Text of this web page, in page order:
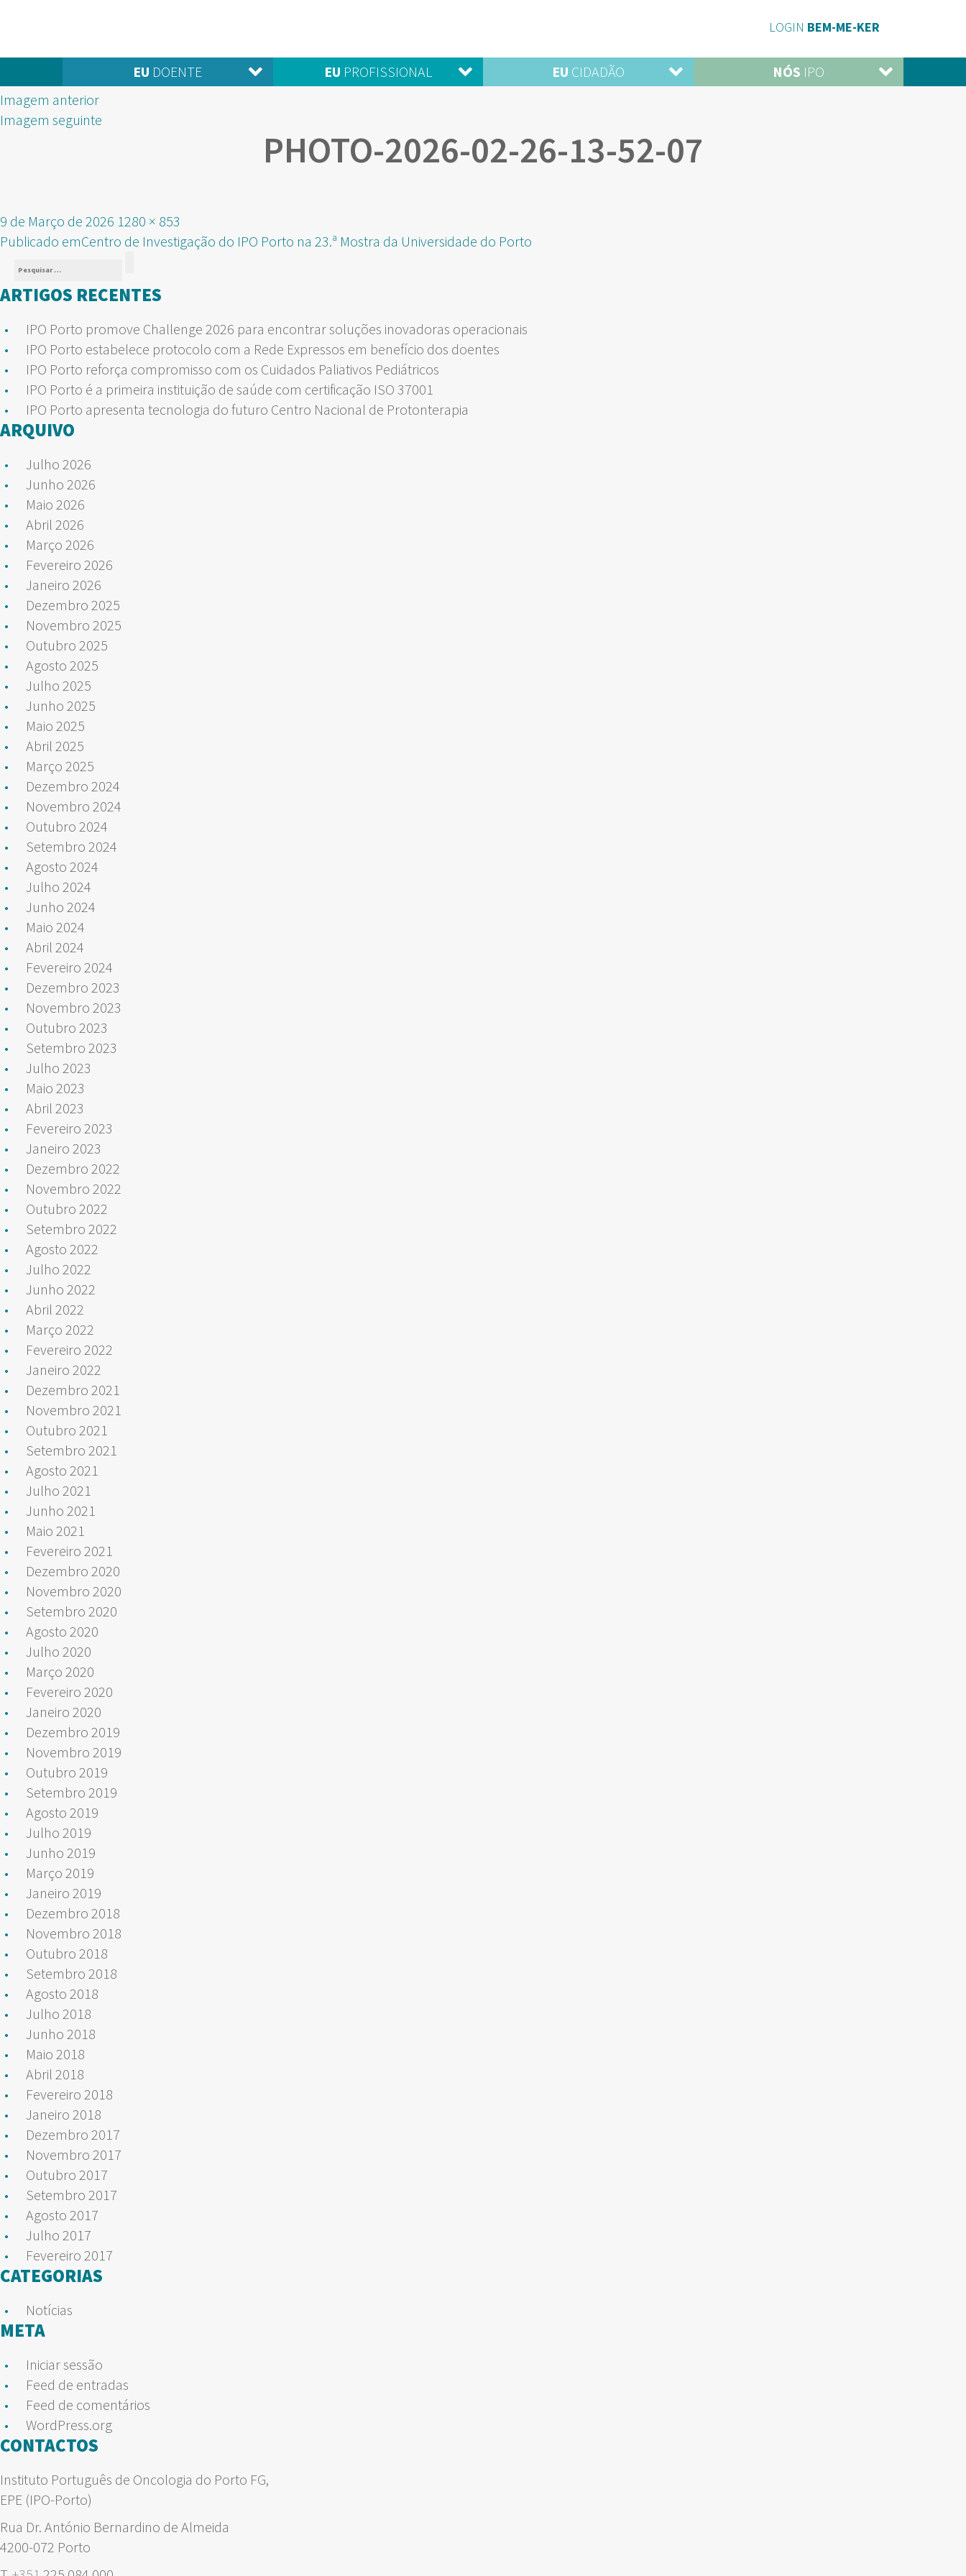
LOGIN BEM-ME-KER
EU DOENTE EU PROFISSIONAL EU CIDADÃO NÓS IPO
Imagem anterior
Imagem seguinte
PHOTO-2026-02-26-13-52-07
Publicado
em
9 de Março de 2026 Tamanho
real
1280 × 853
NAVEGAÇÃO
DE
ARTIGOS
Publicado emCentro de Investigação do IPO Porto na 23.ª Mostra da Universidade do Porto
Pesquisar
por:
ARTIGOS RECENTES
IPO Porto promove Challenge 2026 para encontrar soluções inovadoras operacionais
IPO Porto estabelece protocolo com a Rede Expressos em benefício dos doentes
IPO Porto reforça compromisso com os Cuidados Paliativos Pediátricos
IPO Porto é a primeira instituição de saúde com certificação ISO 37001
IPO Porto apresenta tecnologia do futuro Centro Nacional de Protonterapia
ARQUIVO
Julho 2026
Junho 2026
Maio 2026
Abril 2026
Março 2026
Fevereiro 2026
Janeiro 2026
Dezembro 2025
Novembro 2025
Outubro 2025
Agosto 2025
Julho 2025
Junho 2025
Maio 2025
Abril 2025
Março 2025
Dezembro 2024
Novembro 2024
Outubro 2024
Setembro 2024
Agosto 2024
Julho 2024
Junho 2024
Maio 2024
Abril 2024
Fevereiro 2024
Dezembro 2023
Novembro 2023
Outubro 2023
Setembro 2023
Julho 2023
Maio 2023
Abril 2023
Fevereiro 2023
Janeiro 2023
Dezembro 2022
Novembro 2022
Outubro 2022
Setembro 2022
Agosto 2022
Julho 2022
Junho 2022
Abril 2022
Março 2022
Fevereiro 2022
Janeiro 2022
Dezembro 2021
Novembro 2021
Outubro 2021
Setembro 2021
Agosto 2021
Julho 2021
Junho 2021
Maio 2021
Fevereiro 2021
Dezembro 2020
Novembro 2020
Setembro 2020
Agosto 2020
Julho 2020
Março 2020
Fevereiro 2020
Janeiro 2020
Dezembro 2019
Novembro 2019
Outubro 2019
Setembro 2019
Agosto 2019
Julho 2019
Junho 2019
Março 2019
Janeiro 2019
Dezembro 2018
Novembro 2018
Outubro 2018
Setembro 2018
Agosto 2018
Julho 2018
Junho 2018
Maio 2018
Abril 2018
Fevereiro 2018
Janeiro 2018
Dezembro 2017
Novembro 2017
Outubro 2017
Setembro 2017
Agosto 2017
Julho 2017
Fevereiro 2017
CATEGORIAS
Notícias
META
Iniciar sessão
Feed de entradas
Feed de comentários
WordPress.org
CONTACTOS
Instituto Português de Oncologia do Porto FG,
EPE (IPO-Porto)
Rua Dr. António Bernardino de Almeida
4200-072 Porto